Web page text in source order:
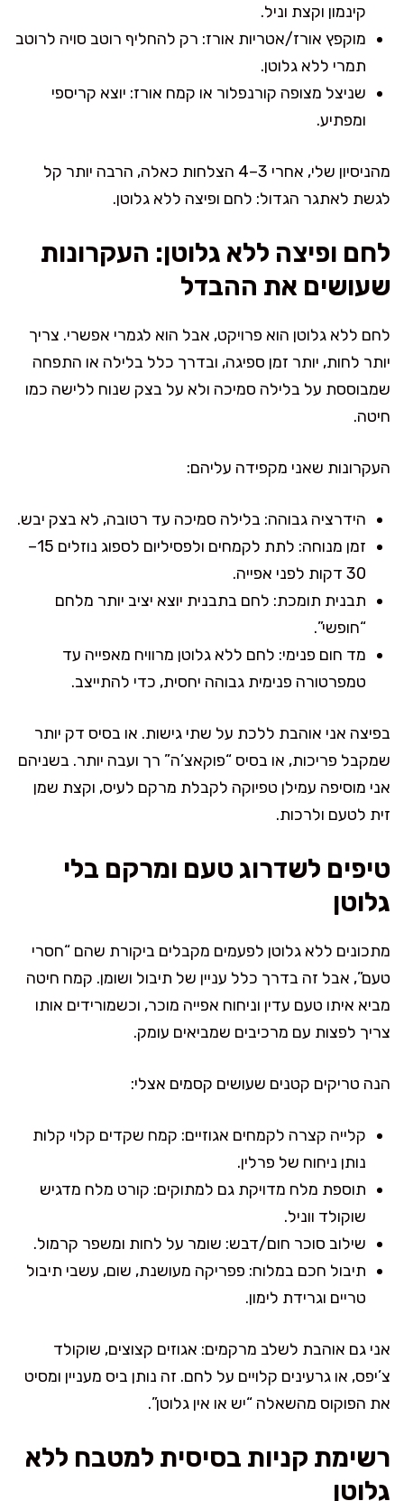
קינמון וקצת וניל.
מוקפץ אורז/אטריות אורז: רק להחליף רוטב סויה לרוטב
תמרי ללא גלוטן.
שניצל מצופה קורנפלור או קמח אורז: יוצא קריספי
ומפתיע.
מהניסיון שלי, אחרי 3–4 הצלחות כאלה, הרבה יותר קל
לגשת לאתגר הגדול: לחם ופיצה ללא גלוטן.
לחם ופיצה ללא גלוטן: העקרונות
שעושים את ההבדל
לחם ללא גלוטן הוא פרויקט, אבל הוא לגמרי אפשרי. צריך
יותר לחות, יותר זמן ספיגה, ובדרך כלל בלילה או התפחה
שמבוססת על בלילה סמיכה ולא על בצק שנוח ללישה כמו
חיטה.
העקרונות שאני מקפידה עליהם:
הידרציה גבוהה: בלילה סמיכה עד רטובה, לא בצק יבש.
זמן מנוחה: לתת לקמחים ולפסיליום לספוג נוזלים 15–
30 דקות לפני אפייה.
תבנית תומכת: לחם בתבנית יוצא יציב יותר מלחם
“חופשי”.
מד חום פנימי: לחם ללא גלוטן מרוויח מאפייה עד
טמפרטורה פנימית גבוהה יחסית, כדי להתייצב.
בפיצה אני אוהבת ללכת על שתי גישות. או בסיס דק יותר
שמקבל פריכות, או בסיס “פוקאצ’ה” רך ועבה יותר. בשניהם
אני מוסיפה עמילן טפיוקה לקבלת מרקם לעיס, וקצת שמן
זית לטעם ולרכות.
טיפים לשדרוג טעם ומרקם בלי
גלוטן
מתכונים ללא גלוטן לפעמים מקבלים ביקורת שהם “חסרי
טעם”, אבל זה בדרך כלל עניין של תיבול ושומן. קמח חיטה
מביא איתו טעם עדין וניחוח אפייה מוכר, וכשמורידים אותו
צריך לפצות עם מרכיבים שמביאים עומק.
הנה טריקים קטנים שעושים קסמים אצלי:
קלייה קצרה לקמחים אגוזיים: קמח שקדים קלוי קלות
נותן ניחוח של פרלין.
תוספת מלח מדויקת גם למתוקים: קורט מלח מדגיש
שוקולד ווניל.
שילוב סוכר חום/דבש: שומר על לחות ומשפר קרמול.
תיבול חכם במלוח: פפריקה מעושנת, שום, עשבי תיבול
טריים וגרידת לימון.
אני גם אוהבת לשלב מרקמים: אגוזים קצוצים, שוקולד
צ’יפס, או גרעינים קלויים על לחם. זה נותן ביס מעניין ומסיט
את הפוקוס מהשאלה “יש או אין גלוטן”.
רשימת קניות בסיסית למטבח ללא
גלוטן